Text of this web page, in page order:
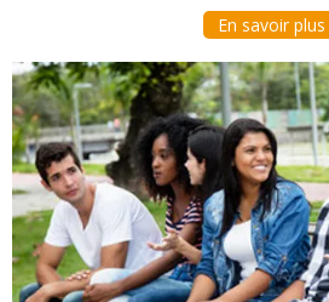
En savoir plus